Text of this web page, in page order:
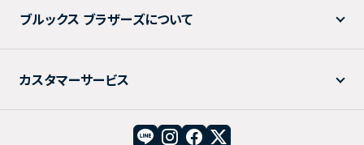
ブルックス ブラザーズについて
カスタマーサービス